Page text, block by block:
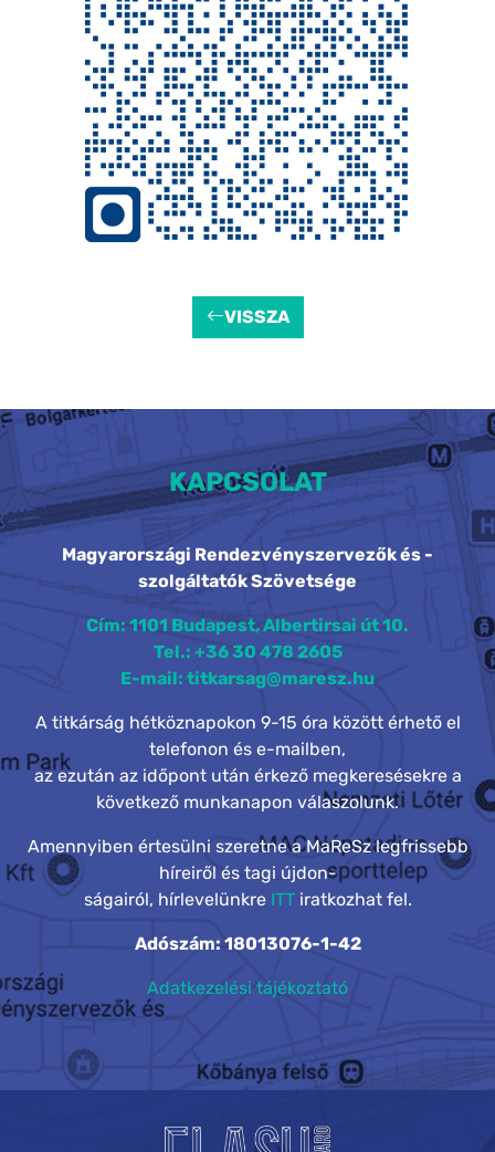
VISSZA
KAPCSOLAT
Magyarországi Rendezvényszervezők és -
szolgáltatók Szövetsége
Cím: 1101 Budapest, Albertirsai út 10.
Tel.: +36 30 478 2605
E-mail: titkarsag@maresz.hu
A titkárság hétköznapokon 9-15 óra között érhető el
telefonon és e-mailben,
az ezután az időpont után érkező megkeresésekre a
következő munkanapon válaszolunk.
Amennyiben értesülni szeretne a MaReSz legfrissebb
híreiről és tagi újdon-
ságairól, hírlevelünkre ITTiratkozhat fel.
Adószám: 18013076-1-42
Adatkezelési tájékoztató